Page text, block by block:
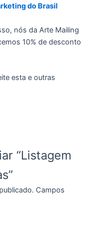
do Brasil
nós da Arte Mailing
10% de desconto
esta e outras
“Listagem
Campos